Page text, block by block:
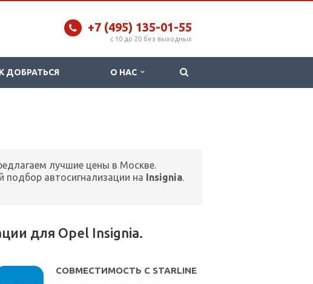
+7 (495) 135-01-55
c 10 до 20 без выходных
ДОБРАТЬСЯ О НАС
лучшие цены в Москве.
подбор автосигнализации на Insignia.
для Opel Insignia.
СОВМЕСТИМОСТЬ С STARLINE